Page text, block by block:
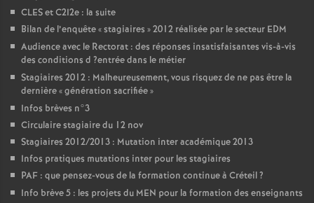
CLESet C2I2e : la suite
Bilan de l’enquête «stagiaires » 2012 réalisée par le secteur EDM
Audience avec le Rectorat : des réponses insatisfaisantes vis-à-vis
des conditions d ?entrée dans le métier
Stagiaires 2012 : Malheureusement, vous risquez de ne pas être la
dernière «génération sacrifiée»
Infos brèves n°3
Circulaire stagiaire du 12 nov
Stagiaires 2012/2013 : Mutation inter académique 2013
Infos pratiques mutations inter pour les stagiaires
PAF : que pensez-vous de la formation continue à Créteil?
Info brève 5 : les projets du MEN pour la formation des enseignants